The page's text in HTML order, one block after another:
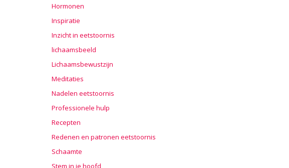
Hormonen
Inspiratie
Inzicht in eetstoornis
lichaamsbeeld
Lichaamsbewustzijn
Meditaties
Nadelen eetstoornis
Professionele hulp
Recepten
Redenen en patronen eetstoornis
Schaamte
Stem in je hoofd